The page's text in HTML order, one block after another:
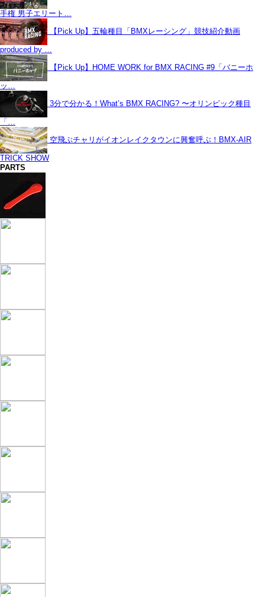
手権 男子エリート…
【Pick Up】五輪種目「BMXレーシング」競技紹介動画
produced by …
【Pick Up】HOME WORK for BMX RACING #9「バニーホ
ッ…
3分で分かる！What’s BMX RACING? 〜オリンピック種目
「…
空飛ぶチャリがイオンレイクタウンに興奮呼ぶ！BMX-AIR
TRICK SHOW
PARTS